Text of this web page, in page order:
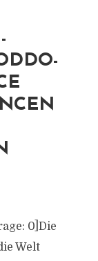
0]Die
Welt